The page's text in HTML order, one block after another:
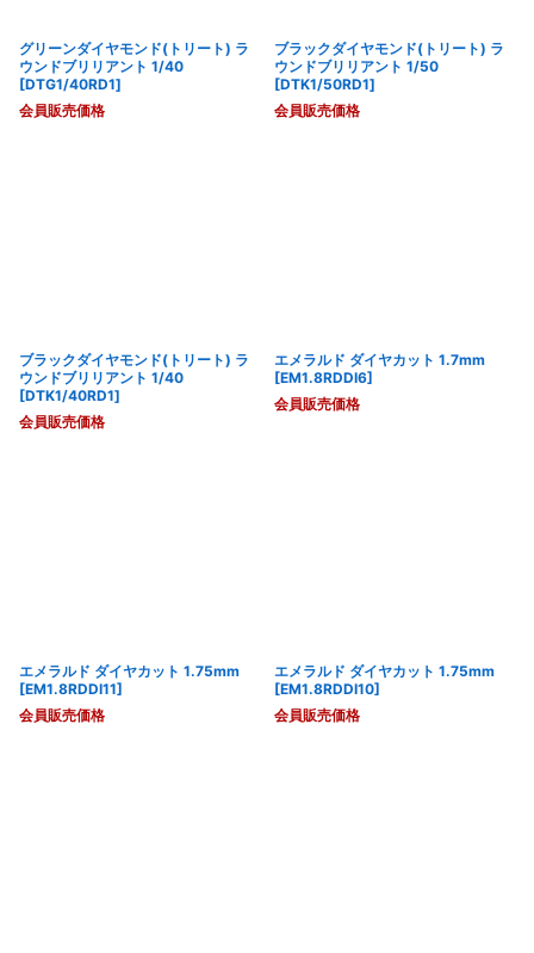
グリーンダイヤモンド(トリート) ラ
ウンドブリリアント 1/40
[DTG1/40RD1]
会員販売価格
ブラックダイヤモンド(トリート) ラ
ウンドブリリアント 1/50
[DTK1/50RD1]
会員販売価格
ブラックダイヤモンド(トリート) ラ
ウンドブリリアント 1/40
[DTK1/40RD1]
会員販売価格
エメラルド ダイヤカット 1.7mm
[EM1.8RDDI6]
会員販売価格
エメラルド ダイヤカット 1.75mm
[EM1.8RDDI11]
会員販売価格
エメラルド ダイヤカット 1.75mm
[EM1.8RDDI10]
会員販売価格